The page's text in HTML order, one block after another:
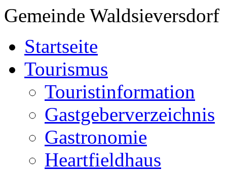
Gemeinde Waldsieversdorf
Startseite
Tourismus
Touristinformation
Gastgeberverzeichnis
Gastronomie
Heartfieldhaus